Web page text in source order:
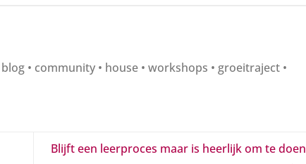
• community • house • workshops • groeitraject •
Blijft een leerproces maar is heerlijk om te doen